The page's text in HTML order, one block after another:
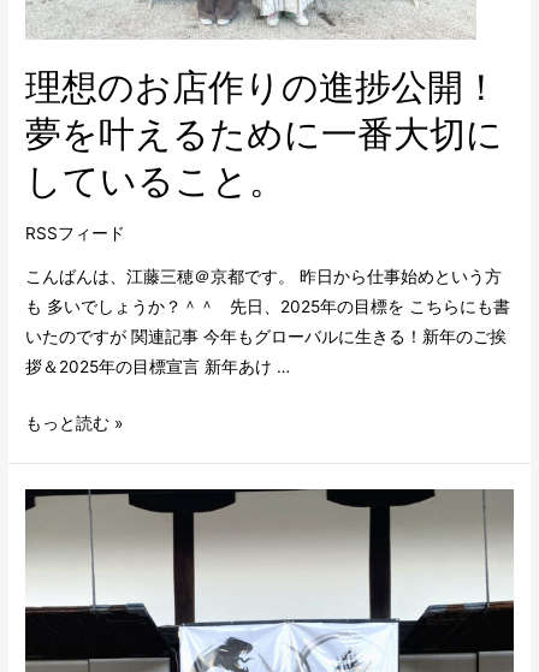
理想のお店作りの進捗公開！
夢を叶えるために一番大切に
していること。
RSSフィード
こんばんは、江藤三穂＠京都です。 昨日から仕事始めという方
も 多いでしょうか？＾＾ 先日、2025年の目標を こちらにも書
いたのですが 関連記事 今年もグローバルに生きる！新年のご挨
拶＆2025年の目標宣言 新年あけ …
もっと読む »